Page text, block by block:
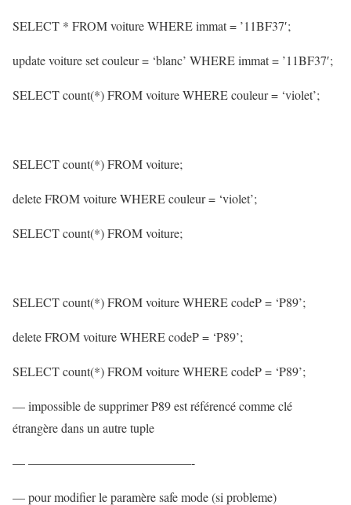
SELECT * FROM voiture WHERE immat = ’11BF37′;
update voiture set couleur = ‘blanc’ WHERE immat = ’11BF37′;
SELECT count(*) FROM voiture WHERE couleur = ‘violet’;
SELECT count(*) FROM voiture;
delete FROM voiture WHERE couleur = ‘violet’;
SELECT count(*) FROM voiture;
SELECT count(*) FROM voiture WHERE codeP = ‘P89’;
delete FROM voiture WHERE codeP = ‘P89’;
SELECT count(*) FROM voiture WHERE codeP = ‘P89’;
— impossible de supprimer P89 est référencé comme clé
étrangère dans un autre tuple
— —————————————-
— pour modifier le paramère safe mode (si probleme)